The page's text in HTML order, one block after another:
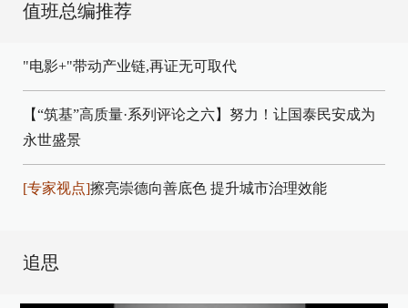
值班总编推荐
"电影+"带动产业链,再证无可取代
【“筑基”高质量·系列评论之六】努力！让国泰民安成为
永世盛景
[专家视点]擦亮崇德向善底色 提升城市治理效能
追思